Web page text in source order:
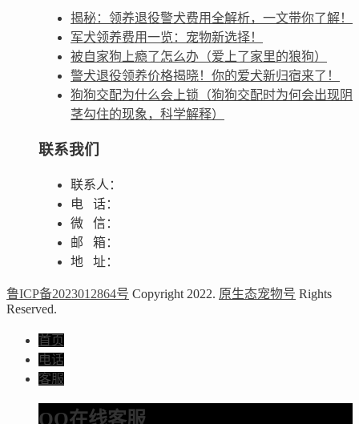
揭秘：领养退役警犬费用全解析，一文带你了解！
军犬领养费用一览：宠物新选择！
被自家狗上瘾了怎么办（爱上了家里的狼狗）
警犬退役领养价格揭晓！你的爱犬新归宿来了！
狗狗交配为什么会上锁（狗狗交配时为何会出现阴
茎勾住的现象，科学解释）
联系我们
联系人：
电 话：
微 信：
邮 箱：
地 址：
鲁ICP备2023012864号 Copyright 2022. 原生态宠物号 Rights
Reserved.
首页
电话
客服
QQ在线客服